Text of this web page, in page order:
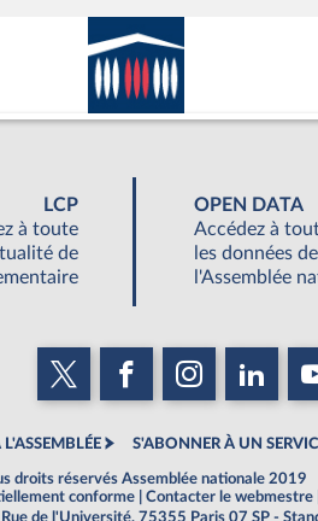
LCP
à toute
de
OPEN DATA
Accédez à
les données de
l'Assemblée
S'ABONNER À UN
droits réservés Assemblée nationale 2019
conforme Contacter le webmestre
de l'Université, 75355 Paris 07 SP -